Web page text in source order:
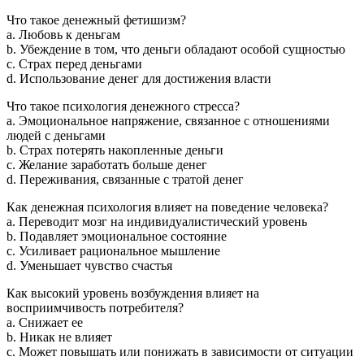
Что такое денежный фетишизм?
a. Любовь к деньгам
b. Убеждение в том, что деньги обладают особой сущностью
c. Страх перед деньгами
d. Использование денег для достижения власти
Что такое психология денежного стресса?
a. Эмоциональное напряжение, связанное с отношениями
людей с деньгами
b. Страх потерять накопленные деньги
c. Желание заработать больше денег
d. Переживания, связанные с тратой денег
Как денежная психология влияет на поведение человека?
a. Переводит мозг на индивидуалистический уровень
b. Подавляет эмоциональное состояние
c. Усиливает рациональное мышление
d. Уменьшает чувство счастья
Как высокий уровень возбуждения влияет на
восприимчивость потребителя?
a. Снижает ее
b. Никак не влияет
c. Может повышать или понижать в зависимости от ситуации